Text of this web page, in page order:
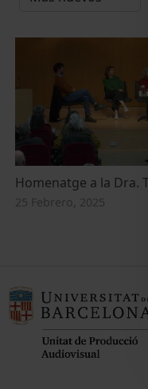
Homenatge a la Dra.
25 Febrero, 2025